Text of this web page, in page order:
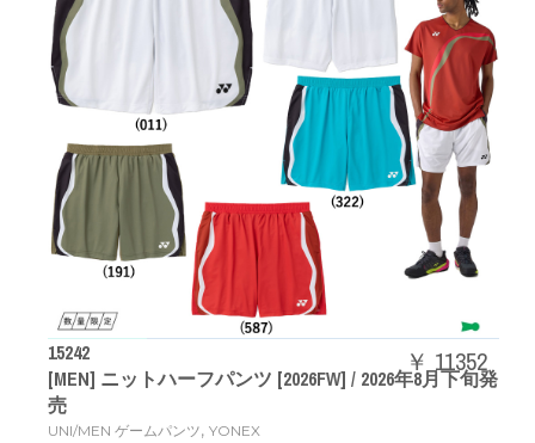
15242
[MEN] ニットハーフパンツ [2026FW] / 2026年8月下旬発
売
UNI/MEN ゲームパンツ, YONEX
￥ 11352